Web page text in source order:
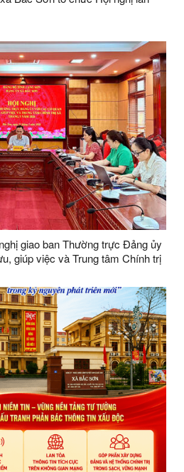
giao ban Thường trực Đảng ủy
giúp việc và Trung tâm Chính trị